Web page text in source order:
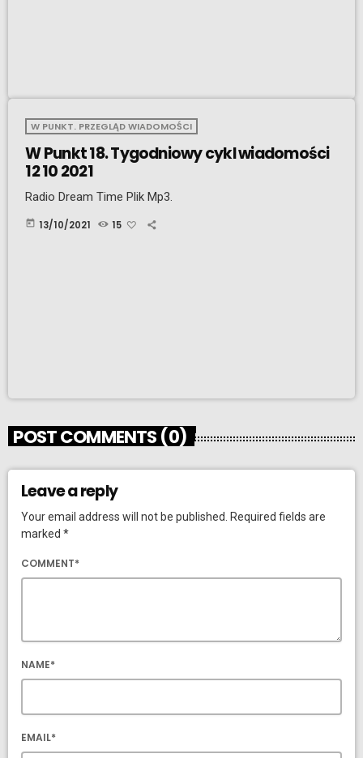
W PUNKT. PRZEGLĄD WIADOMOŚCI
W Punkt 18. Tygodniowy cykl wiadomości
12 10 2021
Radio Dream Time Plik Mp3.
today 13/10/2021 15
POST COMMENTS (0)
Leave a reply
Your email address will not be published. Required fields are
marked *
COMMENT*
NAME*
EMAIL*